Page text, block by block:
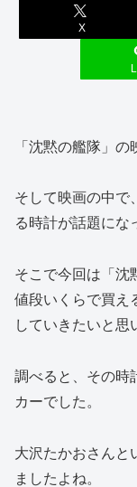
X
「沈黙の艦隊」
そして映画の中で
る時計が話題にな
そこで今回は「沈
値段いくらで買え
していきたいと思
調べると、その時
カーでした。
大沢たかおさんと
ましたよね。